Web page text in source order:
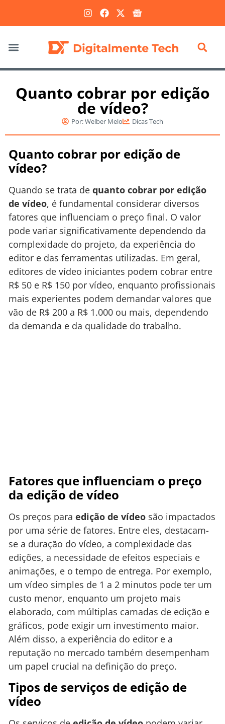
Quanto cobrar por edição
de vídeo?
Por:Welber Melo Dicas Tech
Quanto cobrar por edição de
vídeo?
Quando se trata de quanto cobrar por edição
de vídeo, é fundamental considerar diversos
fatores que influenciam o preço final. O valor
pode variar significativamente dependendo da
complexidade do projeto, da experiência do
editor e das ferramentas utilizadas. Em geral,
editores de vídeo iniciantes podem cobrar entre
R$ 50 e R$ 150 por vídeo, enquanto profissionais
mais experientes podem demandar valores que
vão de R$ 200 a R$ 1.000 ou mais, dependendo
da demanda e da qualidade do trabalho.
Fatores que influenciam o preço
da edição de vídeo
Os preços para edição de vídeo são impactados
por uma série de fatores. Entre eles, destacam-
se a duração do vídeo, a complexidade das
edições, a necessidade de efeitos especiais e
animações, e o tempo de entrega. Por exemplo,
um vídeo simples de 1 a 2 minutos pode ter um
custo menor, enquanto um projeto mais
elaborado, com múltiplas camadas de edição e
gráficos, pode exigir um investimento maior.
Além disso, a experiência do editor e a
reputação no mercado também desempenham
um papel crucial na definição do preço.
Tipos de serviços de edição de
vídeo